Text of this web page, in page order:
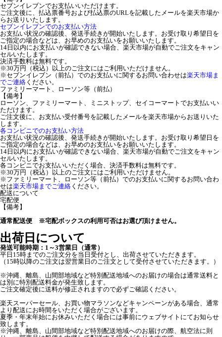
セブンイレブンでお支払いいただけます。
ご注文後に、払込票番号および払込票のURLを記載したメールを楽天市場か
らお送りいたします。
セブンイレブンでのお支払い方法
お支払い状況の確認後、発送手続きが開始いたします。お受け取り希望日を
ご指定の場合などは、お早めのお支払いをお願いいたします。
14日以内にお支払いが確認できない場合、楽天市場が自動でご注文をキャン
セルいたします。
決済手数料は無料です。
※30万円（税込）以上のご注文にはご利用いただけません。
※セブンイレブン（前払）でのお支払いに関するお問い合わせは楽天市場ま
でご連絡 ください。
ファミリーマート、ローソン等（前払）
【備考】
ローソン、ファミリーマート、ミニストップ、セイコーマートでお支払いい
ただけます。
ご注文後に、お支払い受付番号を記載したメールを楽天市場からお送りいた
します。
各コンビニでのお支払い方法
お支払い状況の確認後、発送手続きが開始いたします。お受け取り希望日を
ご指定の場合などは、お早めのお支払いをお願いいたします。
14日以内にお支払いが確認できない場合、楽天市場が自動でご注文をキャン
セルいたします。
各コンビニでお支払いいただく場合、決済手数料は無料です。
※30万円（税込）以上のご注文にはご利用いただけません。
※ファミリーマート、ローソン等（前払）でのお支払いに関するお問い合わ
せは楽天市場までご連絡 ください。
配送について
宅配便
【備考】
通常配送便 ※宅配ボックスの利用可否はお選び頂けません。
出荷日について
発送可能時期：1～3営業日（通常）
平日15時までのご注文分を当日受付とし、出荷させていただきます。
（15時以降のご注文は翌営業日のご注文として受付させていただきます。）
※沖縄、離島、山間部地域など特別配送地域へのお届けの場合は通常送料と
は別に特別配送料金が発生致します。
ご注文確定後に送料が修正されますので必ずご確認ください。
楽天スーパーセール、お買い物マラソンなどキャンペーンがある場合、通常
より配送にお時間をいただく場合がございます。
夏季・年末年始にお休みいただく場合には事前にウェブサイトにてお知らせ
致します。
※沖縄、離島、山間部地域など特別配送地域へのお届けの際、航空法に則